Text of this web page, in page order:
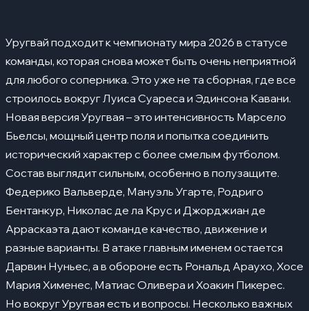
Мануэль Угарте
Дарвин Нуньес
Родриго Бентанкур
Серхио Рочет
Сильные стороны
07 Слабые стороны
08 Группа и соперники
История выступлений на ЧМ
10 Прогноз на турнир
Уругвай подходит к чемпионату мира 2026 в статусе
команды, которая снова может быть очень неприятной
для любого соперника. Это уже не та сборная, где все
строилось вокруг Луиса Суареса и Эдинсона Кавани.
Новая версия Уругвая – это интенсивность Марсело
Бьелсы, мощный центр поля и попытка соединить
исторический характер с более смелым футболом.
Состав выглядит сильным, особенно в полузащите.
Федерико Вальверде, Мануэль Угарте, Родриго
Бентанкур, Николас де ла Крус и Джорджиан де
Арраскаэта дают команде качество, движение и
разные варианты. В атаке главным именем остается
Дарвин Нуньес, а в обороне есть Рональд Араухо, Хосе
Мария Хименес, Матиас Оливера и Хоакин Пикерес.
Но вокруг Уругвая есть и вопросы. Несколько важных